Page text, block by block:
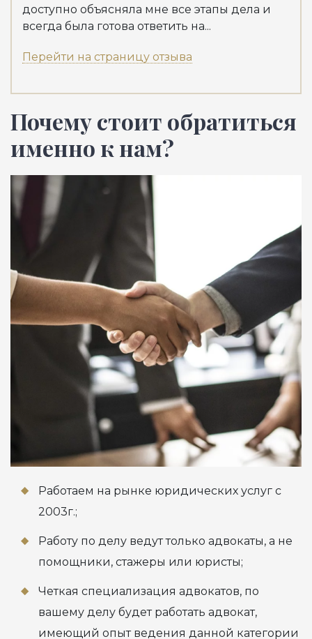
доступно объясняла мне все этапы дела и
всегда была готова ответить на...
Перейти на страницу отзыва
Почему стоит обратиться
именно к нам?
Работаем на рынке юридических услуг с
2003г.;
Работу по делу ведут только адвокаты, а не
помощники, стажеры или юристы;
Четкая специализация адвокатов, по
вашему делу будет работать адвокат,
имеющий опыт ведения данной категории